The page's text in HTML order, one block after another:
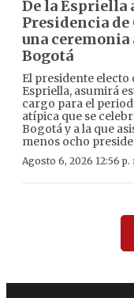
De la Espriella
Presidencia de
una
Bogotá
El presidente electo
Espriella, asumirá
cargo para el
atípica que se
Bogotá y a la que
menos ocho
Agosto 6, 2026 12:56 p.